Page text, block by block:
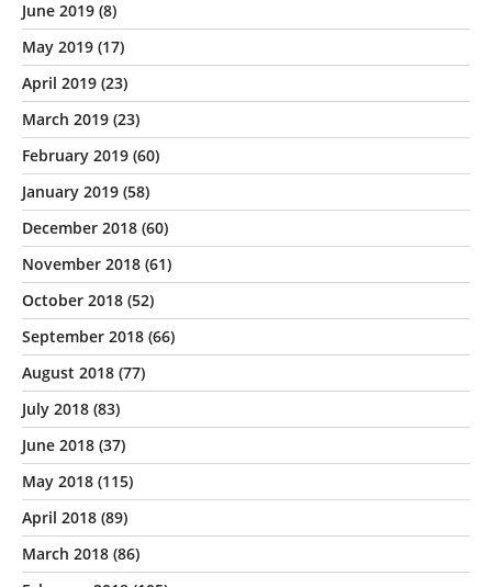
June 2019 (8)
May 2019 (17)
April 2019 (23)
March 2019 (23)
February 2019 (60)
January 2019 (58)
December 2018 (60)
November 2018 (61)
October 2018 (52)
September 2018 (66)
August 2018 (77)
July 2018 (83)
June 2018 (37)
May 2018 (115)
April 2018 (89)
March 2018 (86)